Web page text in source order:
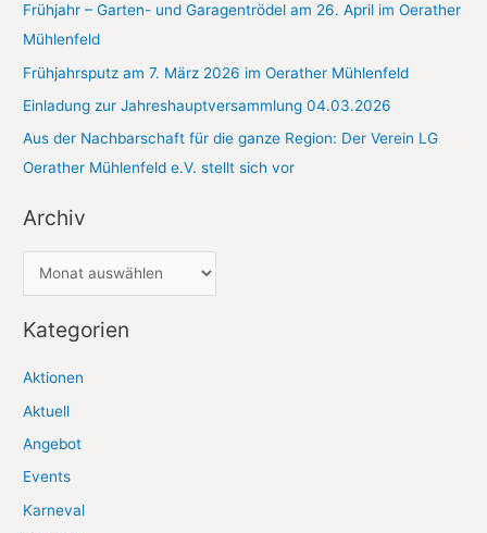
Frühjahr – Garten- und Garagentrödel am 26. April im Oerather
Mühlenfeld
Frühjahrsputz am 7. März 2026 im Oerather Mühlenfeld
Einladung zur Jahreshauptversammlung 04.03.2026
Aus der Nachbarschaft für die ganze Region: Der Verein LG
Oerather Mühlenfeld e.V. stellt sich vor
Archiv
r
c
i
v
Kategorien
Aktionen
Aktuell
Angebot
Events
Karneval